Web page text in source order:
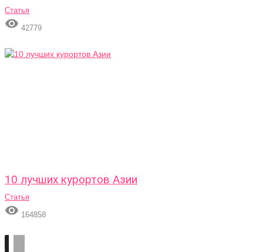
Статья
 42779
10 лучших курортов Азии
Статья
 164858